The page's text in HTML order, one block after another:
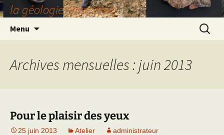
la géologie entre amis
Menu
Archives mensuelles : juin 2013
Pour le plaisir des yeux
25 juin 2013 Atelier administrateur